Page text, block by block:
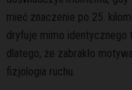
mieć znaczenie po 25.
dryfuje mimo identycznego
dlatego, że zabrakło
fizjologia ruchu.